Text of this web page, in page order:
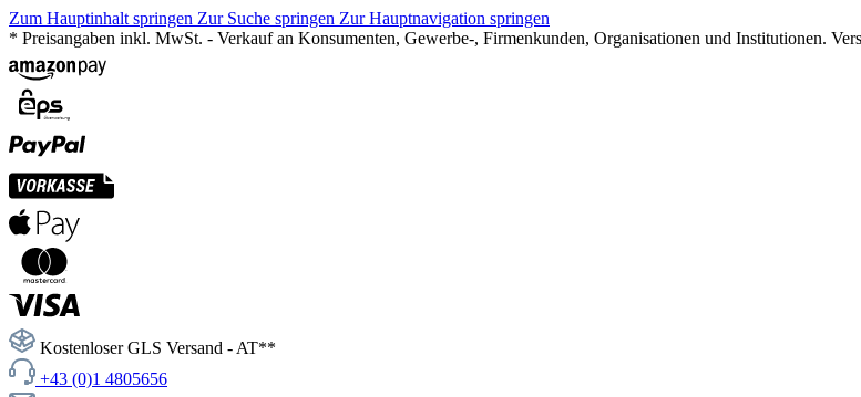
Zum Hauptinhalt springen Zur Suche springen Zur Hauptnavigation springen
* Preisangaben inkl. MwSt. - Verkauf an Konsumenten, Gewerbe-, Firmenkunden, Organisationen und Institutionen.
Kostenloser GLS Versand - AT**
+43 (0)1 4805656